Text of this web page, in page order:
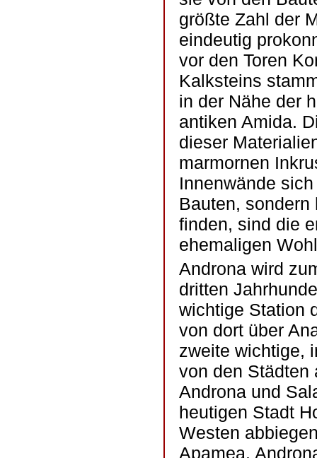
größte Zahl der
eindeutig
vor den Toren
Kalksteins
in der Nähe der
antiken Amida.
dieser
marmornen
Innenwände
Bauten,
finden, sind die
ehemaligen
Androna wird
dritten
wichtige Station
von dort über
zweite wichtige,
von den Städten
Androna und
heutigen Stadt
Westen
Apamea.